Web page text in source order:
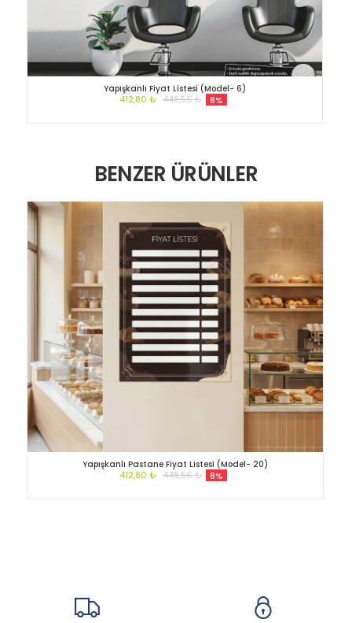
Yapışkanlı Fiyat Listesi (Model- 6)
412,80 ₺ 448,56 ₺ 8%
BENZER ÜRÜNLER
Yapışkanlı Pastane Fiyat Listesi (Model- 20)
412,80 ₺ 448,56 ₺ 8%